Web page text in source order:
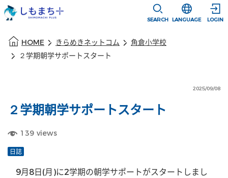
SEARCH
選択すると言
LANGUAGE LOGIN
HOME きらめきネットコム
角倉小学校
２学期朝学サポートスタート
2025/09/08
２学期朝学サポートスタート
139 views
日誌
9月8日(月)に2学期の朝学サポートがスタートしまし